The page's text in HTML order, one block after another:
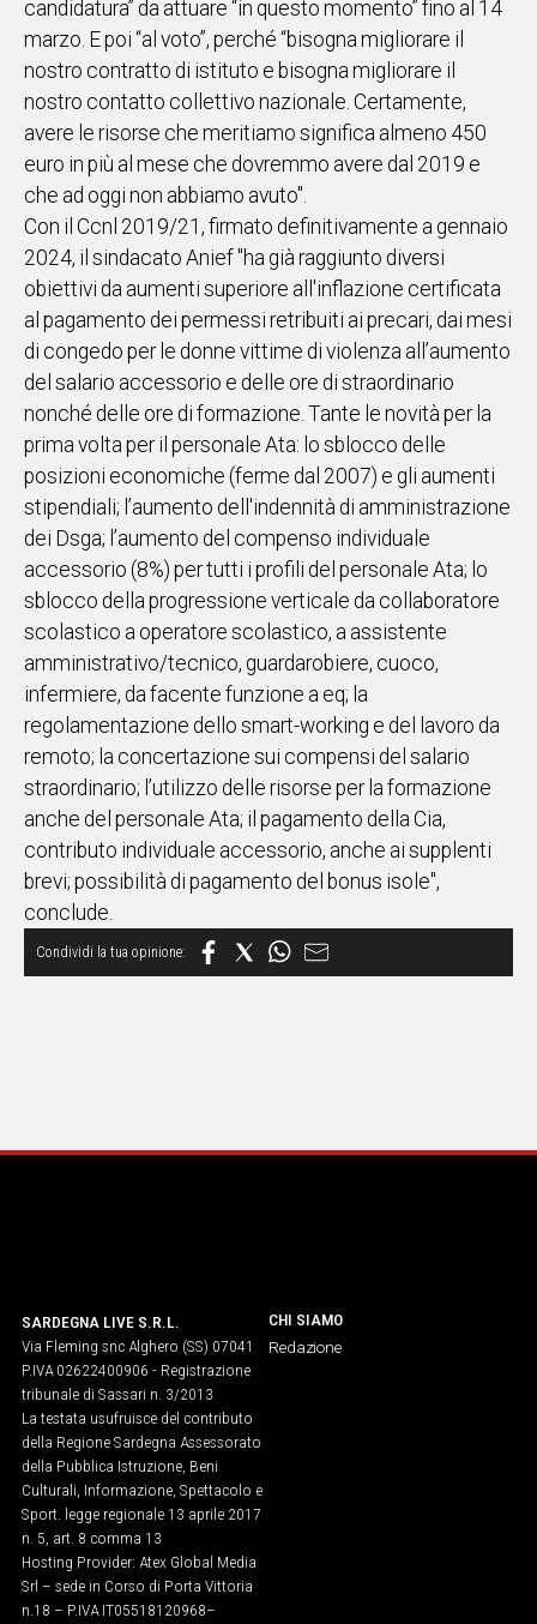
candidatura” da attuare “in questo momento” fino al 14
marzo. E poi “al voto”, perché “bisogna migliorare il
nostro contratto di istituto e bisogna migliorare il
nostro contatto collettivo nazionale. Certamente,
avere le risorse che meritiamo significa almeno 450
euro in più al mese che dovremmo avere dal 2019 e
che ad oggi non abbiamo avuto".
Con il Ccnl 2019/21, firmato definitivamente a gennaio
2024, il sindacato Anief "ha già raggiunto diversi
obiettivi da aumenti superiore all'inflazione certificata
al pagamento dei permessi retribuiti ai precari, dai mesi
di congedo per le donne vittime di violenza all’aumento
del salario accessorio e delle ore di straordinario
nonché delle ore di formazione. Tante le novità per la
prima volta per il personale Ata: lo sblocco delle
posizioni economiche (ferme dal 2007) e gli aumenti
stipendiali; l’aumento dell'indennità di amministrazione
dei Dsga; l’aumento del compenso individuale
accessorio (8%) per tutti i profili del personale Ata; lo
sblocco della progressione verticale da collaboratore
scolastico a operatore scolastico, a assistente
amministrativo/tecnico, guardarobiere, cuoco,
infermiere, da facente funzione a eq; la
regolamentazione dello smart-working e del lavoro da
remoto; la concertazione sui compensi del salario
straordinario; l’utilizzo delle risorse per la formazione
anche del personale Ata; il pagamento della Cia,
contributo individuale accessorio, anche ai supplenti
brevi; possibilità di pagamento del bonus isole",
conclude.
SARDEGNA LIVE S.R.L.
Via Fleming snc Alghero (SS) 07041
P.IVA 02622400906 - Registrazione
tribunale di Sassari n. 3/2013
La testata usufruisce del contributo
della Regione Sardegna Assessorato
della Pubblica Istruzione, Beni
Culturali, Informazione, Spettacolo e
Sport. legge regionale 13 aprile 2017
n. 5, art. 8 comma 13
Hosting Provider: Atex Global Media
Srl – sede in Corso di Porta Vittoria
n.18 – P.IVA IT05518120968​–
CHI SIAMO
Redazione